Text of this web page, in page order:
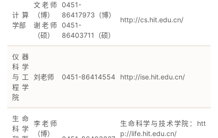
计算
学部
文老师
（博）
谢老师
（硕）
0451-
86417973（博）
0451-
86403711（硕）
http://cs.hit.edu.cn/
仪器
科学
与工
程学
院
刘老师 0451-86414554 http://ise.hit.edu.cn/
生命
科学
李老师
（博）
生命科学与技术学院： htt
p://life.hit.edu.cn/